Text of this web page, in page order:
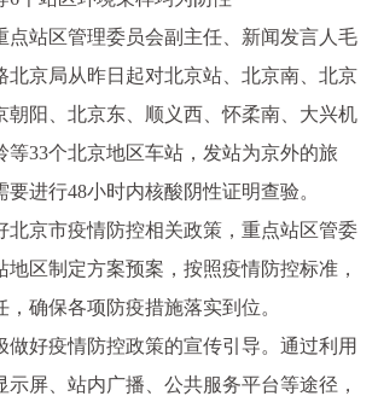
站区管理委员会副主任、新闻发言人毛
北京局从昨日起对北京站、北京南、北京
朝阳、北京东、顺义西、怀柔南、大兴机
等33个北京地区车站，发站为京外的旅
进行48小时内核酸阴性证明查验。
京市疫情防控相关政策，重点站区管委
地区制定方案预案，按照疫情防控标准，
，确保各项防疫措施落实到位。
好疫情防控政策的宣传引导。通过利用
屏、站内广播、公共服务平台等途径，